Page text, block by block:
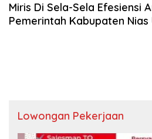
Miris Di Sela-Sela Efesiensi
Pemerintah Kabupaten Nias
Lowongan Pekerjaan